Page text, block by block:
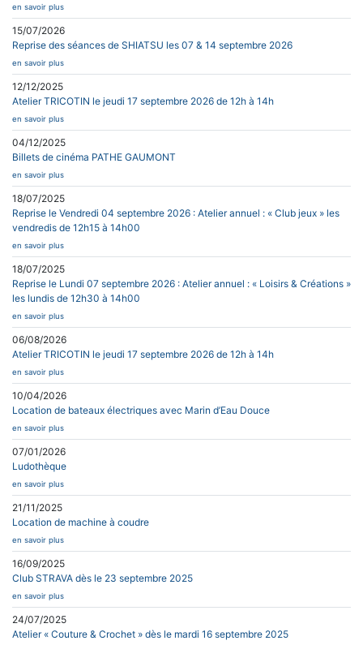
en savoir plus
15/07/2026
Reprise des séances de SHIATSU les 07 & 14 septembre 2026
en savoir plus
12/12/2025
Atelier TRICOTIN le jeudi 17 septembre 2026 de 12h à 14h
en savoir plus
04/12/2025
Billets de cinéma PATHE GAUMONT
en savoir plus
18/07/2025
Reprise le Vendredi 04 septembre 2026 : Atelier annuel : « Club jeux » les
vendredis de 12h15 à 14h00
en savoir plus
18/07/2025
Reprise le Lundi 07 septembre 2026 : Atelier annuel : « Loisirs & Créations »
les lundis de 12h30 à 14h00
en savoir plus
06/08/2026
Atelier TRICOTIN le jeudi 17 septembre 2026 de 12h à 14h
en savoir plus
10/04/2026
Location de bateaux électriques avec Marin d’Eau Douce
en savoir plus
07/01/2026
Ludothèque
en savoir plus
21/11/2025
Location de machine à coudre
en savoir plus
16/09/2025
Club STRAVA dès le 23 septembre 2025
en savoir plus
24/07/2025
Atelier « Couture & Crochet » dès le mardi 16 septembre 2025